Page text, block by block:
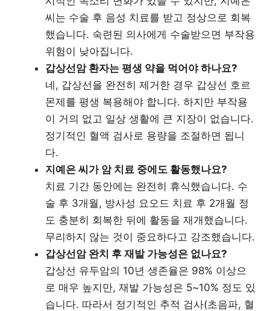
씨는 수술 후 음성 치료를 받고 정상으로 회복
했습니다. 숙련된 의사에게 수술받으면 부작용
위험이 낮아집니다.
갑상선암 환자는 평생 약을 먹어야 하나요?
네, 갑상선을 완전히 제거한 경우 갑상선 호르
몬제를 평생 복용해야 합니다. 하지만 부작용
이 거의 없고 일상 생활에 큰 지장이 없습니다.
정기적인 혈액 검사로 용량을 조절하면 됩니
다.
지예은 씨가 암 치료 중에도 활동했나요?
치료 기간 동안에는 완전히 휴식했습니다. 수
술 후 3개월, 방사성 요오드 치료 후 2개월 정
도 충분히 회복한 뒤에 활동을 재개했습니다.
무리하지 않는 것이 중요하다고 강조했습니다.
갑상선암 완치 후 재발 가능성은 없나요?
갑상선 유두암의 10년 생존율은 98% 이상으
로 매우 높지만, 재발 가능성은 5~10% 정도 있
습니다. 따라서 정기적인 추적 검사(초음파, 혈